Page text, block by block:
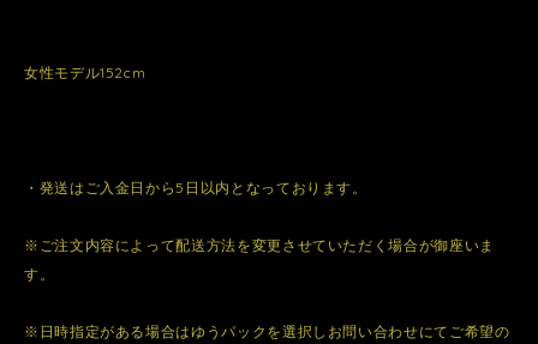
女性モデル152cm
・発送はご入金日から5日以内となっております。
※ご注文内容によって配送方法を変更させていただく場合が御座いま
す。
※日時指定がある場合はゆうパックを選択しお問い合わせにてご希望の